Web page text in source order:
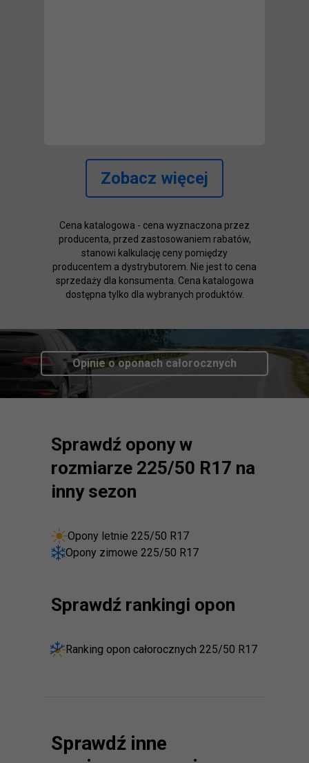
Zobacz więcej
Cena katalogowa - cena wyznaczona przez
producenta, przed zastosowaniem rabatów,
stanowi kalkulację ceny pomiędzy
producentem a dystrybutorem. Nie jest to cena
sprzedaży dla konsumenta. Cena katalogowa
dostępna tylko dla wybranych produktów.
Opinie o oponachcałorocznych
Sprawdź opony w
rozmiarze 225/50 R17 na
inny sezon
Opony letnie 225/50 R17
Opony zimowe 225/50 R17
Sprawdź rankingi opon
Ranking opon całorocznych 225/50 R17
Sprawdź inne